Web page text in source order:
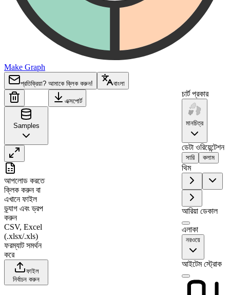
Make Graph
প্রতিক্রিয়া? আমাকে ক্লিক করুন! বাংলা
Samples
Region
Troms
Nordland
Nord-Trøndelag
Sør-Trøndelag
Hedmark
Akershus
1
2
3
4
5
6
7
আপলোড করতে
ক্লিক করুন বা
এখানে ফাইল
ড্র্যাগ এবং ড্রপ
করুন
CSV, Excel
(.xlsx/.xls)
ফরম্যাট সমর্থন
করে
ফাইল
নির্বাচন করুন
এক্সপোর্ট
চার্ট প্রকার
মানচিত্র
ডেটা ওরিয়েন্টেশন
সারি কলাম
থিম
আরিয়া ডেকাল
এলাকা
নরওয়ে
আইটেম স্ট্রোক